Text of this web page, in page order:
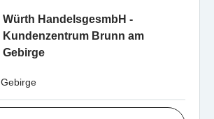
Würth HandelsgesmbH -
Kundenzentrum Brunn am
Gebirge